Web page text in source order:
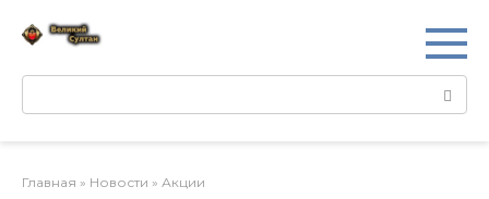
Поиск:
Главная » Новости » Акции